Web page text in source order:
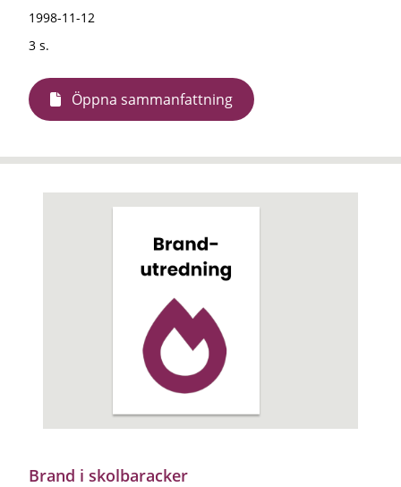
1998-11-12
3 s.
Öppna sammanfattning
Brand i skolbaracker